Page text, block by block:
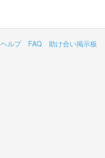
ヘルプ FAQ 助け合い掲示板